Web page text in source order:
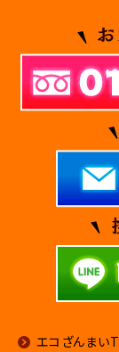
エコざんまい